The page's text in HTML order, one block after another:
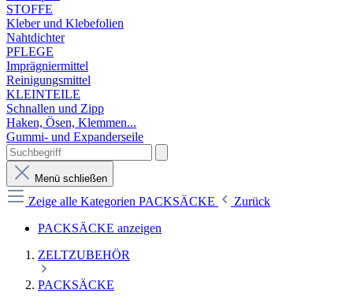
STOFFE
Kleber und Klebefolien
Nahtdichter
PFLEGE
Imprägniermittel
Reinigungsmittel
KLEINTEILE
Schnallen und Zipp
Haken, Ösen, Klemmen...
Gummi- und Expanderseile
Menü schließen
Zeige alle Kategorien PACKSÄCKE
Zurück
PACKSÄCKE anzeigen
ZELTZUBEHÖR
PACKSÄCKE